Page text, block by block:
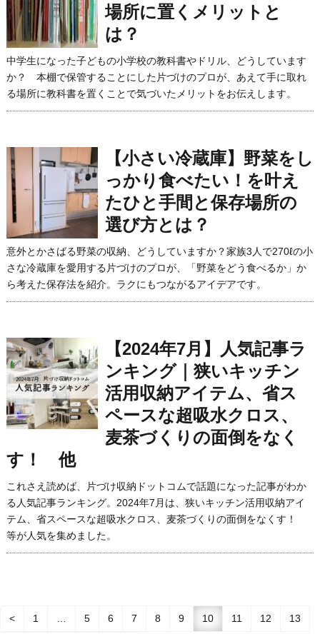
場所に置くメリットと
は？
中学生になった子どもの小学校の教科書やドリル、どうしています
か？ 本棚で保管することにした片づけのプロが、あえて手に取れ
る場所に教科書を置くことで気づいたメリットをお伝えします。
【小さい冷蔵庫】野菜をし
っかり食べたい！を叶え
たひと手間と保存場所の
選び方とは？
意外とかさばる野菜の収納、どうしていますか？家族3人で270ℓの小
さな冷蔵庫を愛用する片づけのプロが、「野菜をどう食べるか」か
ら考えた保存法を紹介。ラクにもつながるアイデアです。
【2024年7月】人気記事ラ
ンキング｜狭いキッチン
活用収納アイテム、省ス
ペースな超吸水クロス、
麦茶づくりの面倒をなく
す！ 他
これさえ読めば、片づけ収納ドットコムで話題になった記事がわか
る人気記事ランキング。2024年7月は、狭いキッチン活用収納アイ
テム、省スペースな超吸水クロス、麦茶づくりの面倒をなくす！
等が人気を集めました。
< 1 5 6 7 8 9 10 11 12 13